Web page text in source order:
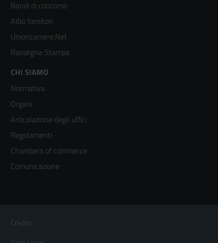
2
Bandi di concorso
Albo fornitori
Unioncamere.Net
Rassegna Stampa
Footer
menù
colonna
3
CHI SIAMO
Normativa
Organi
Articolazione degli uffici
Regolamenti
Chambers of commerce
Comunicazione
Footer
Menù
Credits